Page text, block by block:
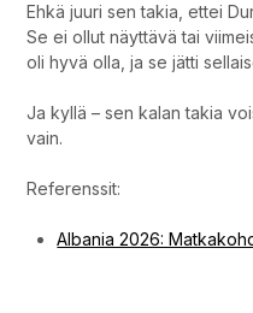
Ehkä juuri sen takia, ettei
Se ei ollut näyttävä tai
oli hyvä olla, ja se jätti
Ja kyllä – sen kalan takia
vain.
Referenssit:
Albania 2026: